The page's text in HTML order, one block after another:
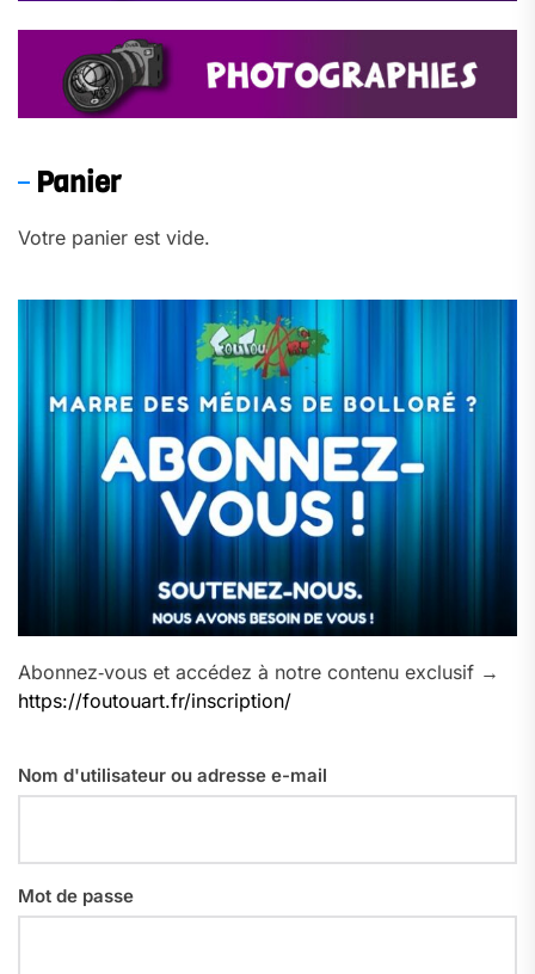
Panier
Votre panier est vide.
Abonnez‑vous et accédez à notre contenu exclusif →
https://foutouart.fr/inscription/
Nom d'utilisateur ou adresse e-mail
Mot de passe